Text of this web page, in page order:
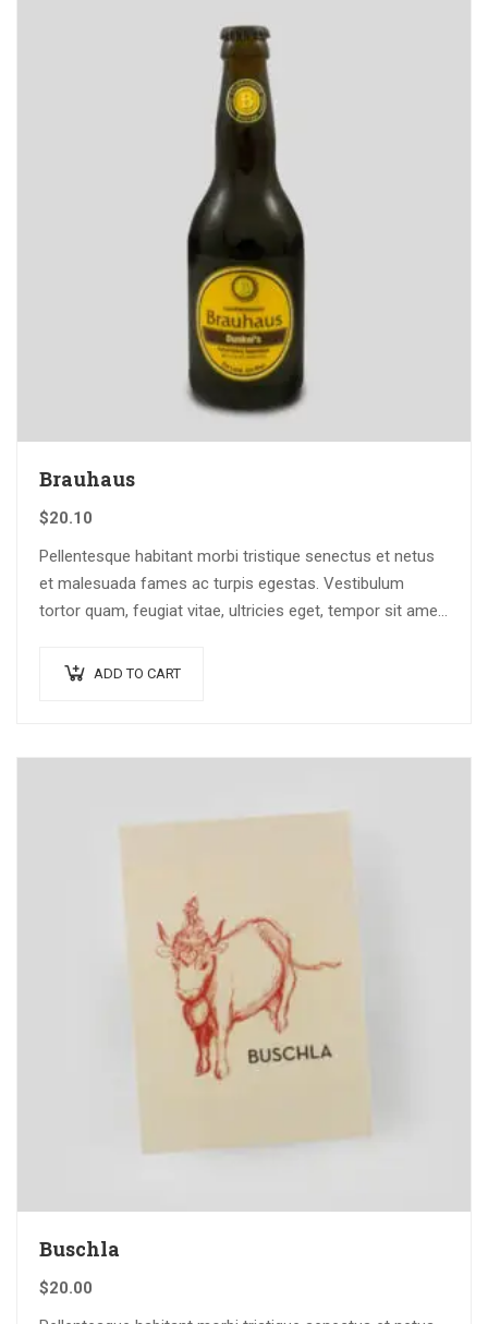
Brauhaus
$20.10
Pellentesque habitant morbi tristique senectus et netus
et malesuada fames ac turpis egestas. Vestibulum
tortor quam, feugiat vitae, ultricies eget, tempor sit amet,
ADD TO CART
Buschla
$20.00